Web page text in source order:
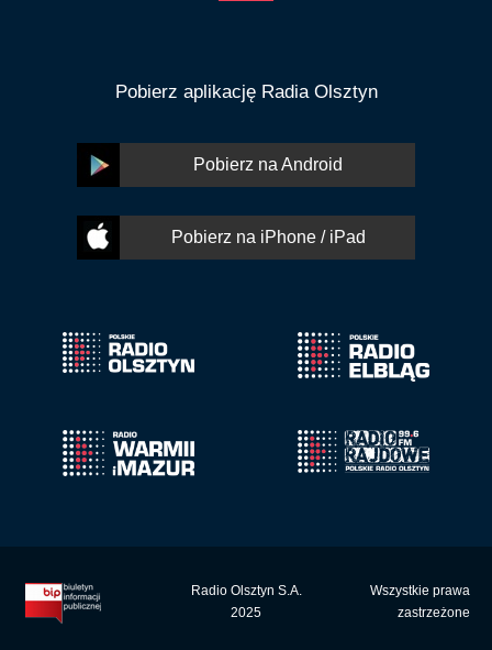
Pobierz aplikację Radia Olsztyn
Pobierz na Android
Pobierz na iPhone / iPad
Radio Olsztyn S.A.
2025
Wszystkie prawa
zastrzeżone